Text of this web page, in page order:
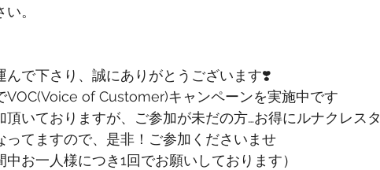
。
んで下さり、誠にありがとうございます❣️
VOC(Voice of Customer)キャンペーンを実施中です
いておりますが、ご参加が未だの方…お得にルナクレスタ
ってますので、是非！ご参加くださいませ
中お一人様につき1回でお願いしております）